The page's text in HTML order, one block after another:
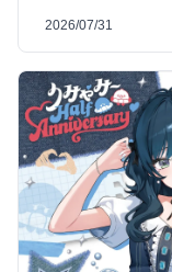
2026/07/31